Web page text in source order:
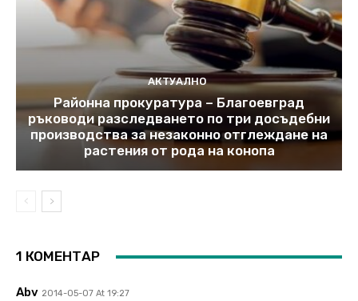
АКТУАЛНО
Районна прокуратура – Благоевград
ръководи разследването по три досъдебни
производства за незаконно отглеждане на
растения от рода на конопа
1 КОМЕНТАР
Abv 2014-05-07 At 19:27